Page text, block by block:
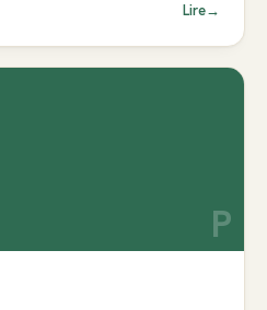
Lire→
P